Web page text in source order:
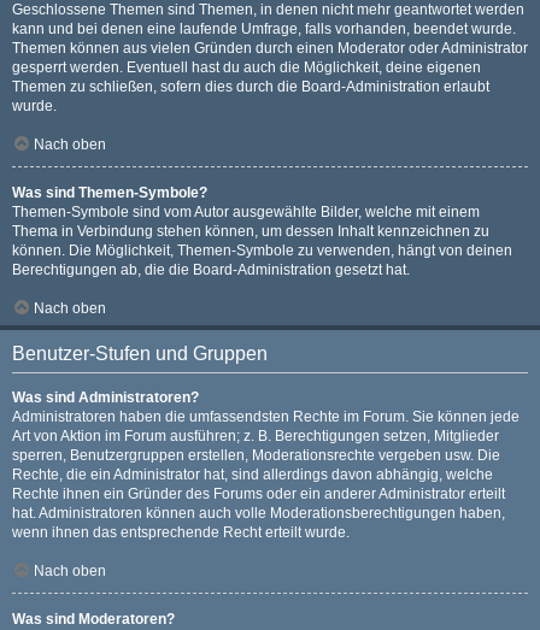
Geschlossene Themen sind Themen, in denen nicht mehr geantwortet werden
kann und bei denen eine laufende Umfrage, falls vorhanden, beendet wurde.
Themen können aus vielen Gründen durch einen Moderator oder Administrator
gesperrt werden. Eventuell hast du auch die Möglichkeit, deine eigenen
Themen zu schließen, sofern dies durch die Board-Administration erlaubt
wurde.
Nach oben
Was sind Themen-Symbole?
Themen-Symbole sind vom Autor ausgewählte Bilder, welche mit einem
Thema in Verbindung stehen können, um dessen Inhalt kennzeichnen zu
können. Die Möglichkeit, Themen-Symbole zu verwenden, hängt von deinen
Berechtigungen ab, die die Board-Administration gesetzt hat.
Nach oben
Benutzer-Stufen und Gruppen
Was sind Administratoren?
Administratoren haben die umfassendsten Rechte im Forum. Sie können jede
Art von Aktion im Forum ausführen; z. B. Berechtigungen setzen, Mitglieder
sperren, Benutzergruppen erstellen, Moderationsrechte vergeben usw. Die
Rechte, die ein Administrator hat, sind allerdings davon abhängig, welche
Rechte ihnen ein Gründer des Forums oder ein anderer Administrator erteilt
hat. Administratoren können auch volle Moderationsberechtigungen haben,
wenn ihnen das entsprechende Recht erteilt wurde.
Nach oben
Was sind Moderatoren?